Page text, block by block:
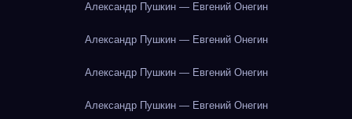
Александр Пушкин — Евгений Онегин
Александр Пушкин — Евгений Онегин
Александр Пушкин — Евгений Онегин
Александр Пушкин — Евгений Онегин